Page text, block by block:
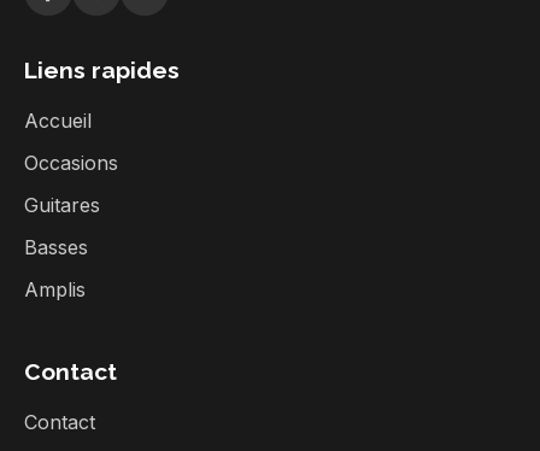
Liens rapides
Accueil
Occasions
Guitares
Basses
Amplis
Contact
Contact